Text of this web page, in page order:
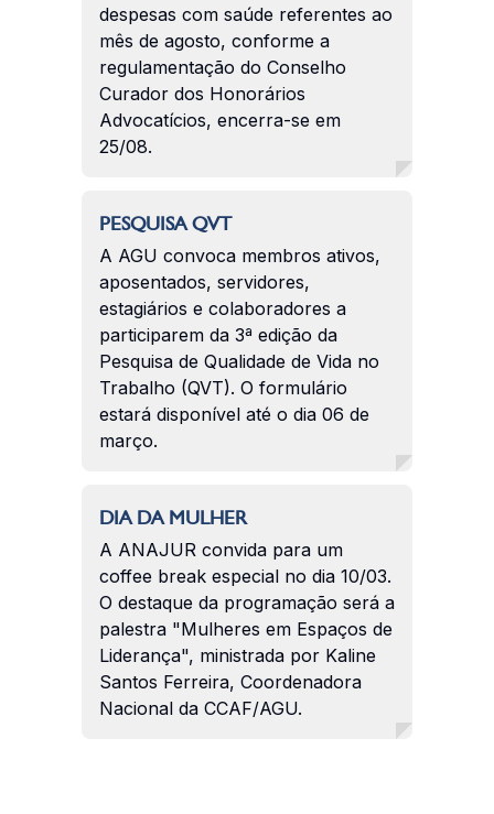
despesas com saúde referentes ao
mês de agosto, conforme a
regulamentação do Conselho
Curador dos Honorários
Advocatícios, encerra-se em
25/08.
PESQUISA QVT
A AGU convoca membros ativos,
aposentados, servidores,
estagiários e colaboradores a
participarem da 3ª edição da
Pesquisa de Qualidade de Vida no
Trabalho (QVT). O formulário
estará disponível até o dia 06 de
março.
DIA DA MULHER
A ANAJUR convida para um
coffee break especial no dia 10/03.
O destaque da programação será a
palestra "Mulheres em Espaços de
Liderança", ministrada por Kaline
Santos Ferreira, Coordenadora
Nacional da CCAF/AGU.